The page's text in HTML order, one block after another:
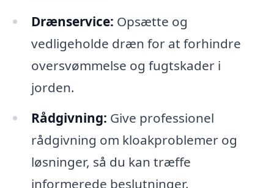
Drænservice: Opsætte og
vedligeholde dræn for at forhindre
oversvømmelse og fugtskader i
jorden.
Rådgivning: Give professionel
rådgivning om kloakproblemer og
løsninger, så du kan træffe
informerede beslutninger.